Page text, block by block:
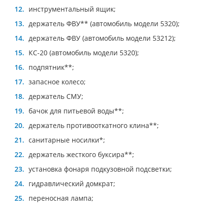
инструментальный ящик;
держатель ФВУ** (автомобиль модели 5320);
держатель ФВУ (автомобиль модели 53212);
КС-20 (автомобиль модели 5320);
подпятник**;
запасное колесо;
держатель СМУ;
бачок для питьевой воды**;
держатель противооткатного клина**;
санитарные носилки*;
держатель жесткого буксира**;
установка фонаря подкузовной подсветки;
гидравлический домкрат;
переносная лампа;